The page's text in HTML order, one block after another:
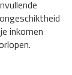
inkomen